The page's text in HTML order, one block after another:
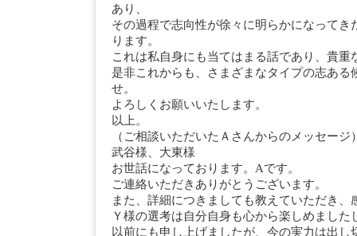
あり、
その過程で志向性が徐々に明らかになってき
ります。
これは私自身にも当てはまる話であり、貴重
是非これからも、さまざまなタイプの志ある
せ。
よろしくお願いいたします。
以上。
（ご相談いただいたＡさんからのメッセージ
武谷様、大東様
お世話になっております。Aです。
ご連絡いただきありがとうございます。
また、詳細につきましても教えていただき、
Ｙ様の選考は自分自身も心から楽しめました
以前にも申し上げましたが、今の実力は出し